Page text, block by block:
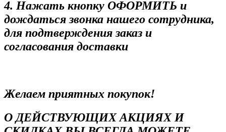
4. Нажать кнопку ОФОРМИТЬ и
дождаться звонка нашего сотрудника,
для подтверждения заказ и
согласования доставки
Желаем приятных покупок!
О ДЕЙСТВУЮЩИХ АКЦИЯХ И